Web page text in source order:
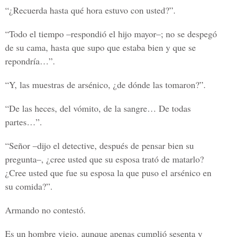
“¿Recuerda hasta qué hora estuvo con usted?”.
“Todo el tiempo –respondió el hijo mayor–; no se despegó
de su cama, hasta que supo que estaba bien y que se
repondría…”.
“Y, las muestras de arsénico, ¿de dónde las tomaron?”.
“De las heces, del vómito, de la sangre… De todas
partes…”.
“Señor –dijo el detective, después de pensar bien su
pregunta–, ¿cree usted que su esposa trató de matarlo?
¿Cree usted que fue su esposa la que puso el arsénico en
su comida?”.
Armando no contestó.
Es un hombre viejo, aunque apenas cumplió sesenta y